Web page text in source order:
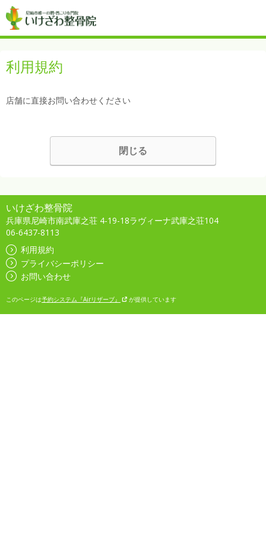
利用規約
店舗に直接お問い合わせください
閉じる
いけざわ整骨院
兵庫県尼崎市南武庫之荘 4-19-18ラヴィーナ武庫之荘104
06-6437-8113
利用規約
プライバシーポリシー
お問い合わせ
このページは予約システム『Airリザーブ』 が提供しています